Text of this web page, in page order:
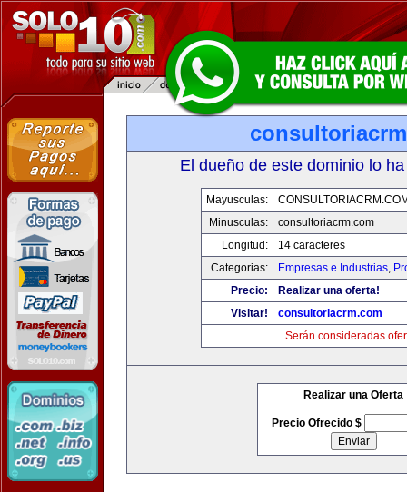
El dueño de este dominio lo
Mayusculas:
Minusculas:
consultoriacrm.com
Longitud:
14 caracteres
Categorias:
Empresas e Industrias,
Precio:
Realizar una oferta!
Visitar!
consultoriacrm.com
Serán consideradas
Realizar una Oferta
Precio Ofrecido $